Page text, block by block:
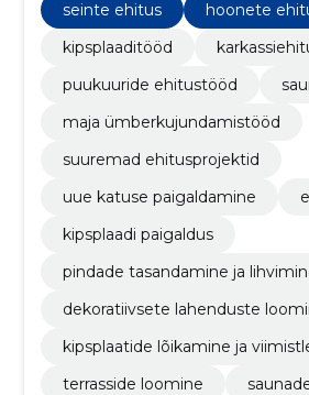
seinte ehitus
hoonete
kipsplaaditööd
puukuuride ehitustööd
maja ümberkujundamistööd
suuremad ehitusprojektid
uue katuse paigaldamine
kipsplaadi paigaldus
pindade tasandamine ja
dekoratiivsete lahenduste
kipsplaatide lõikamine ja
terrasside loomine